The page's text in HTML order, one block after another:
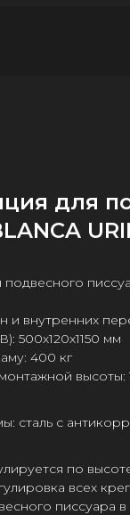
для
подвесного
и внутренних
500х120х1150 мм
400 кг
высоты:
сталь с
по
всех
писсуара в